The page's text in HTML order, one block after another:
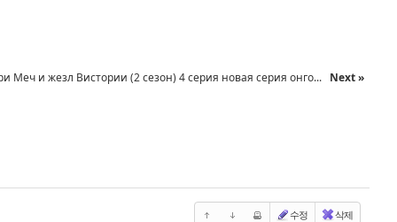
Меч и жезл Вистории (2 сезон) 4 серия новая серия онго... Next »
수정 삭제